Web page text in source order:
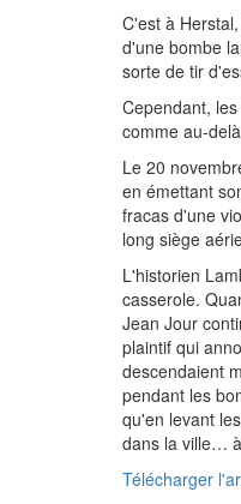
C'est à
d'une bombe
sorte de tir
Cependant,
comme au-
Le 20
en émettant
fracas d'une
long siège
L'historien
casserole.
Jean Jour
plaintif qui
descendaient
pendant les
qu'en levant
dans la ville…
Télécharger